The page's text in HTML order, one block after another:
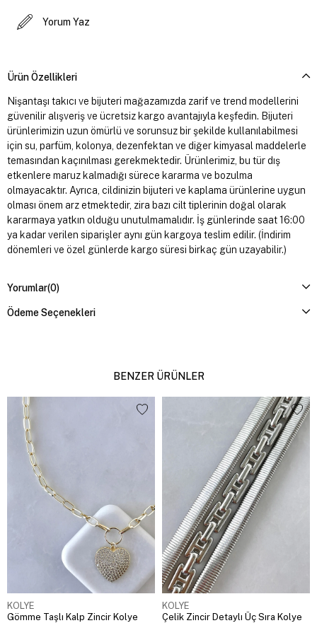
Yorum Yaz
Ürün Özellikleri
Nişantaşı takıcı ve bijuteri mağazamızda zarif ve trend modellerini
güvenilir alışveriş ve ücretsiz kargo avantajıyla keşfedin. Bijuteri
ürünlerimizin uzun ömürlü ve sorunsuz bir şekilde kullanılabilmesi
için su, parfüm, kolonya, dezenfektan ve diğer kimyasal maddelerle
temasından kaçınılması gerekmektedir. Ürünlerimiz, bu tür dış
etkenlere maruz kalmadığı sürece kararma ve bozulma
olmayacaktır. Ayrıca, cildinizin bijuteri ve kaplama ürünlerine uygun
olması önem arz etmektedir, zira bazı cilt tiplerinin doğal olarak
kararmaya yatkın olduğu unutulmamalıdır. İş günlerinde saat 16:00
ya kadar verilen siparişler aynı gün kargoya teslim edilir. (İndirim
dönemleri ve özel günlerde kargo süresi birkaç gün uzayabilir.)
Yorumlar(0)
Ödeme Seçenekleri
BENZER ÜRÜNLER
KOLYE
Gömme Taşlı Kalp Zincir Kolye
KOLYE
Çelik Zincir Detaylı Üç Sıra Kolye